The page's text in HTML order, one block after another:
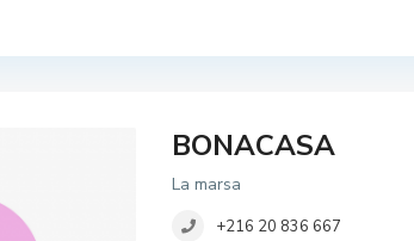
BONACASA
La marsa
+216 20 836 667